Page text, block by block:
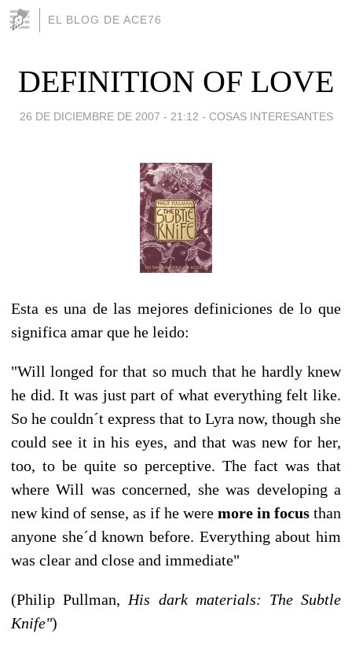
EL BLOG DE ACE76
DEFINITION OF LOVE
26 DE DICIEMBRE DE 2007 - 21:12 - COSAS INTERESANTES
Esta es una de las mejores definiciones de lo que
significa amar que he leido:
"Will longed for that so much that he hardly knew
he did. It was just part of what everything felt like.
So he couldn´t express that to Lyra now, though she
could see it in his eyes, and that was new for her,
too, to be quite so perceptive. The fact was that
where Will was concerned, she was developing a
new kind of sense, as if he were more in focus than
anyone she´d known before. Everything about him
was clear and close and immediate"
(Philip Pullman, His dark materials: The Subtle
Knife")